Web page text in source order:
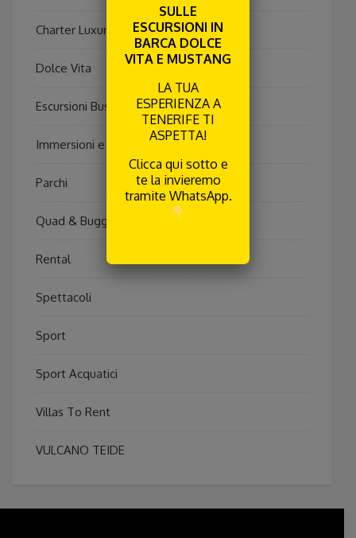
Charter Luxury Privato
Dolce Vita
Escursioni Bus
Immersioni e Pesca
Parchi
Quad & Buggy
Rental
Spettacoli
Sport
Sport Acquatici
Villas To Rent
VULCANO TEIDE
SULLE
ESCURSIONI IN
BARCA DOLCE
VITA E MUSTANG
LA TUA
ESPERIENZA A
TENERIFE TI
ASPETTA!
Clicca qui sotto e
te la invieremo
tramite WhatsApp.